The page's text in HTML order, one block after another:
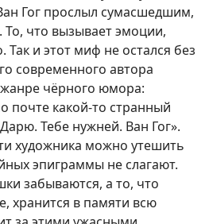
Гог прослыл сумасшедшим,
То, что вызывает эмоции,
Так и этот миф не остался без
современного автора
чёрного юмора:
почте какой-то странный
Тебе нужней. Ван Гог».
художника можно утешить
эпиграммы не слагают.
забываются, а то, что
хранится в памяти всю